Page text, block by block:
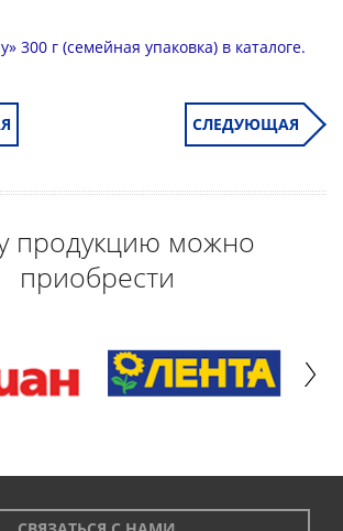
300 г (семейная упаковка) в каталоге.
СЛЕДУЮЩАЯ
продукцию можно
приобрести